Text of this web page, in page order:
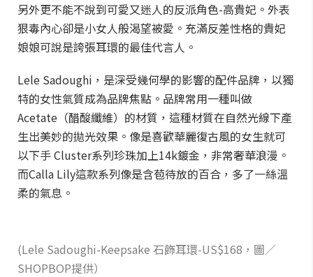
另外更不能不說到可愛又迷人的反派角色-高貴妃。外表
狠毒內心卻是小女人般渴望被愛。充滿反差性格的貴妃
娘娘可說是誇張耳環的最佳代言人。
Lele Sadoughi，是深受幾何學的影響的配件品牌，以獨
特的女性氣質成為品牌焦點。品牌常用一種叫做
Acetate（醋酸纖維）的材質，這種材質在自然光線下產
生出美妙的拋光效果。像是喜歡華麗復古風的女生就可
以下手 Cluster系列珍珠加上14k鍍金，非常奢華浪漫。
而Calla Lily這款系列像是含苞待放的百合，多了一絲溫
柔的氣息。
(Lele Sadoughi-Keepsake 石飾耳環-US$168，圖／
SHOPBOP提供）